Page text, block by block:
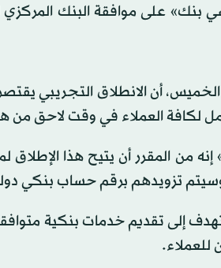
على موافقة البنك المركزي
أن الانطلاق التجريبي
لكافة العملاء في وقت لاحق من
من المقرر أن يتيح هذا
تزويدهم برقم حساب بنكي
إلى تقديم خدمات بنكية
للعملاء.